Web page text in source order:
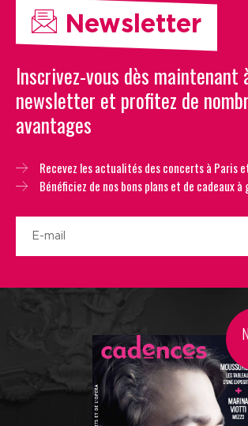
Newsletter
Inscrivez-vous dès maintenant
newsletter et profitez de
avantages
Recevez les actualités des concerts à Paris
Bénéficiez de nos bons plans et de cadeaux à